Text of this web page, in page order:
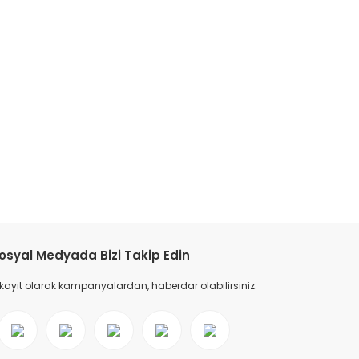
Medyada Bizi Takip Edin
olarak kampanyalardan, haberdar olabilirsiniz.